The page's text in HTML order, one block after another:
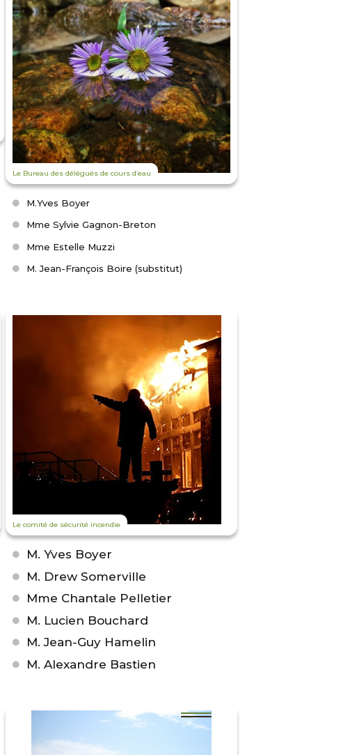
Le Bureau des délégués de cours d’eau
M.Yves Boyer
Mme Sylvie Gagnon-Breton
Mme Estelle Muzzi
M. Jean-François Boire (substitut)
Le comité de sécurité incendie
M. Yves Boyer
M. Drew Somerville
Mme Chantale Pelletier
M. Lucien Bouchard
M. Jean-Guy Hamelin
M. Alexandre Bastien